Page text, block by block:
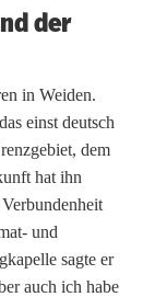
der
in Weiden.
einst deutsch
dem
hat ihn
und
sagte er
auch ich habe